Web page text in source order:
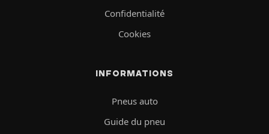
Confidentialité
Cookies
INFORMATIONS
Pneus auto
Guide du pneu